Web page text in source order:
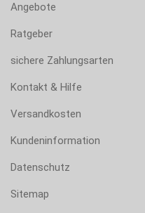
Angebote
Ratgeber
sichere Zahlungsarten
Kontakt & Hilfe
Versandkosten
Kundeninformation
Datenschutz
Sitemap